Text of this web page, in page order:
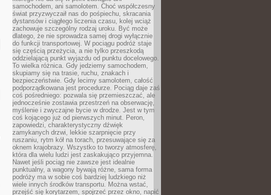
samochodem, ani samolotem. Choć współczesny
świat przyzwyczaił nas do pośpiechu, skracania
dystansów i ciągłego liczenia czasu, kolej wciąż
zachowuje szczególny rodzaj uroku. Być może
dlatego, że nie sprowadza samej drogi wyłącznie
do funkcji transportowej. W pociągu podróż staje
się częścią przeżycia, a nie tylko przeszkodą
oddzielającą punkt wyjazdu od punktu docelowego.
To wielka różnica. Gdy jedziemy samochodem,
skupiamy się na trasie, ruchu, znakach i
bezpieczeństwie. Gdy lecimy samolotem, całość
podporządkowana jest procedurze. Pociąg daje zaś
coś pośredniego: pozwala się przemieszczać, ale
jednocześnie zostawia przestrzeń na obserwację,
myślenie i zwyczajne bycie w drodze. Jest w tym
coś kojącego już od pierwszych minut. Peron,
zapowiedzi, charakterystyczny dźwięk
zamykanych drzwi, lekkie szarpnięcie przy
ruszaniu, rytm kół na torach, przesuwające się za
oknem krajobrazy. Wszystko to tworzy atmosferę,
która dla wielu ludzi jest zaskakująco przyjemna.
Nawet jeśli pociąg nie zawsze jest idealnie
punktualny, a wagony bywają różne, sama forma
podróży ma w sobie coś bardziej ludzkiego niż
wiele innych środków transportu. Można wstać,
przejść się korytarzem, spojrzeć przez okno, napić